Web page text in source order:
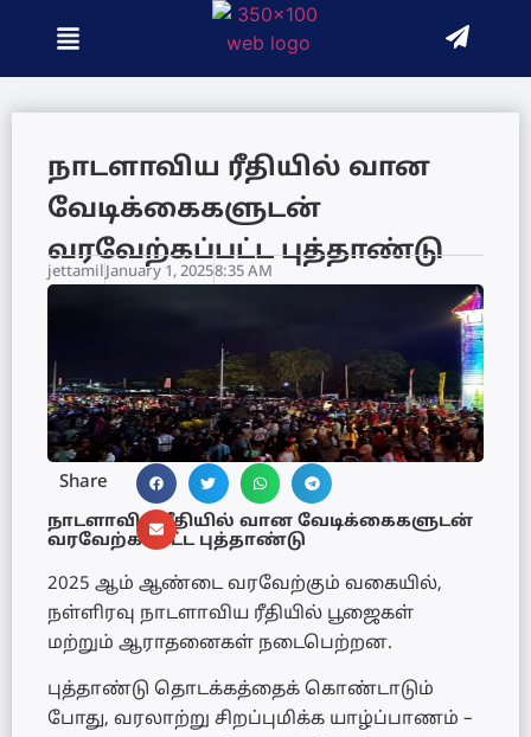
நாடளாவிய ரீதியில் வான
வேடிக்கைகளுடன்
வரவேற்கப்பட்ட புத்தாண்டு
jettamil January 1, 20258:35 AM
Share
நாடளாவிய ரீதியில் வான வேடிக்கைகளுடன்
வரவேற்கப்பட்ட புத்தாண்டு
2025 ஆம் ஆண்டை வரவேற்கும் வகையில்,
நள்ளிரவு நாடளாவிய ரீதியில் பூஜைகள்
மற்றும் ஆராதனைகள் நடைபெற்றன.
புத்தாண்டு தொடக்கத்தைக் கொண்டாடும்
போது, வரலாற்று சிறப்புமிக்க யாழ்ப்பாணம் –